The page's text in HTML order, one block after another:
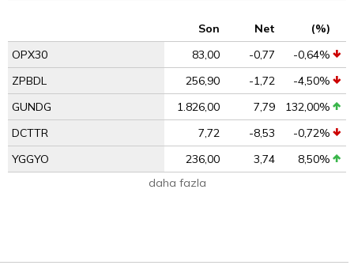
Son Net
(%)
OPX30
83,00 -0,77
-0,64%
ZPBDL
256,90 -1,72
-4,50%
GUNDG
1.826,00 7,79
132,00%
DCTTR
7,72 -8,53
-0,72%
YGGYO
236,00 3,74
8,50%
daha fazla